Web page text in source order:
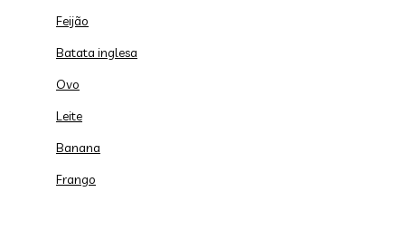
Feijão
Batata inglesa
Ovo
Leite
Banana
Frango